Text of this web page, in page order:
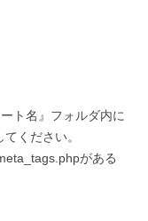
ト名』フォルダ内に
ください。
がある